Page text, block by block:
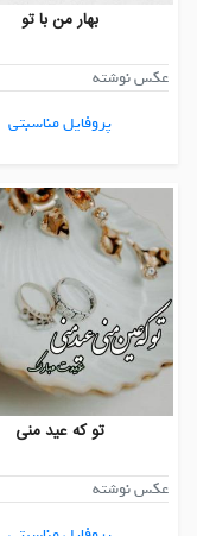
بهار من با تو
عکس نوشته
پروفایل مناسبتی
تو که عید منی
عکس نوشته